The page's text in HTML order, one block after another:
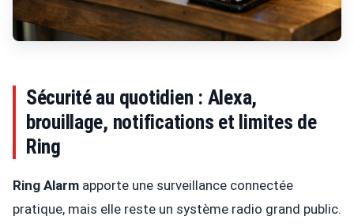
Sécurité au quotidien : Alexa,
brouillage, notifications et limites de
Ring
Ring Alarm apporte une surveillance connectée
pratique, mais elle reste un système radio grand public.